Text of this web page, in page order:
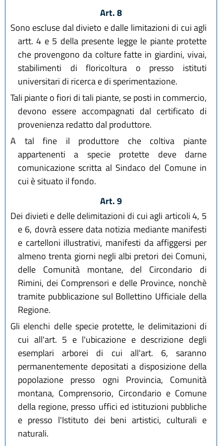
Art. 8
Sono escluse dal divieto e dalle limitazioni di cui agli
artt. 4 e 5 della presente legge le piante protette
che provengono da colture fatte in giardini, vivai,
stabilimenti di floricoltura o presso istituti
universitari di ricerca e di sperimentazione.
Tali piante o fiori di tali piante, se posti in commercio,
devono essere accompagnati dal certificato di
provenienza redatto dal produttore.
A tal fine il produttore che coltiva piante
appartenenti a specie protette deve darne
comunicazione scritta al Sindaco del Comune in
cui è situato il fondo.
Art. 9
Dei divieti e delle delimitazioni di cui agli articoli 4, 5
e 6, dovrà essere data notizia mediante manifesti
e cartelloni illustrativi, manifesti da affiggersi per
almeno trenta giorni negli albi pretori dei Comuni,
delle Comunità montane, del Circondario di
Rimini, dei Comprensori e delle Province, nonchè
tramite pubblicazione sul Bollettino Ufficiale della
Regione.
Gli elenchi delle specie protette, le delimitazioni di
cui all'art. 5 e l'ubicazione e descrizione degli
esemplari arborei di cui all'art. 6, saranno
permanentemente depositati a disposizione della
popolazione presso ogni Provincia, Comunità
montana, Comprensorio, Circondario e Comune
della regione, presso uffici ed istituzioni pubbliche
e presso l'Istituto dei beni artistici, culturali e
naturali.